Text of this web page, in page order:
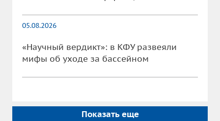
05.08.2026
«Научный вердикт»: в КФУ развеяли
мифы об уходе за бассейном
Показать еще